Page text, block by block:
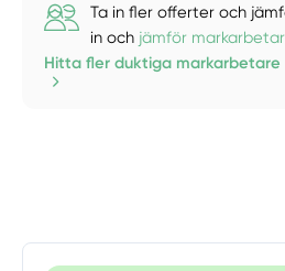
Ta in fler offerter och
in och jämför
Hitta fler duktiga markarbetare